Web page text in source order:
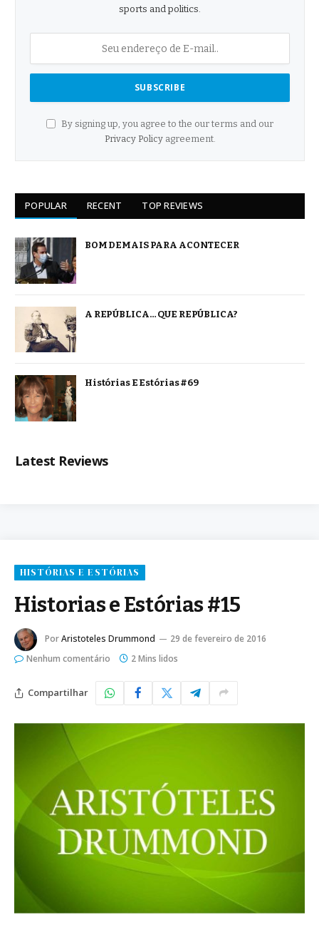
sports and politics.
By signing up, you agree to the our terms and our
Privacy Policyagreement.
POPULAR RECENT TOP REVIEWS
BOM DEMAIS PARA ACONTECER
A REPÚBLICA… QUE REPÚBLICA?
Histórias E Estórias #69
Latest Reviews
HISTÓRIAS E ESTÓRIAS
Historias e Estórias #15
PorAristoteles Drummond
29 de fevereiro de 2016
Nenhum comentário
2 Mins lidos
Compartilhar